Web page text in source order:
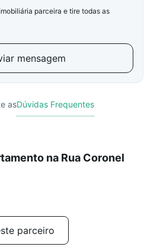
parceira e tire todas as
mensagem
asDúvidas Frequentes
na Rua Coronel
parceiro